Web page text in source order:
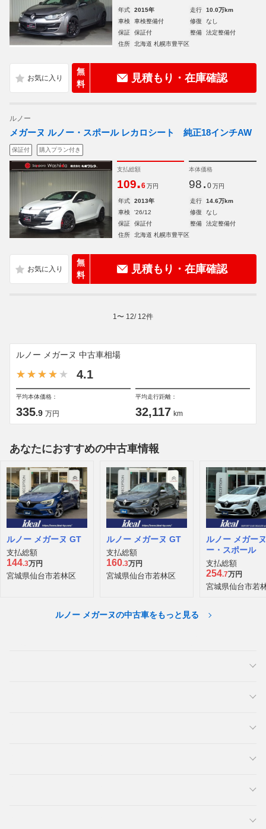
年式 2015年 走行
10.0万km
車検
車検整備付 修復
なし
保証
保証付 整備
法定整備付
住所
北海道 札幌市豊平区
無
料
見積もり・在庫確認
ルノー
メガーヌ ルノー・スポール レカロシート 純正18インチAW
保証付 購入プラン付き
支払総額
109.6 万円
本体価格
98. 0 万円
年式 2013年 走行
14.6万km
車検
'26/12 修復
なし
保証
保証付 整備
法定整備付
住所
北海道 札幌市豊平区
無
料
見積もり・在庫確認
1 〜 12/ 12件
ルノー メガーヌ 中古車相場
4.1
平均本体価格：
335.9 万円
平均走行距離：
32,117 km
あなたにおすすめの中古車情報
ルノー メガーヌ GT
支払総額
144.3万円
宮城県仙台市若林区
ルノー メガーヌ GT
支払総額
160.3万円
宮城県仙台市若林区
ルノー メガー
ー・スポール
支払総額
254.7万円
宮城県仙台市若
ルノー メガーヌの中古車をもっと見る